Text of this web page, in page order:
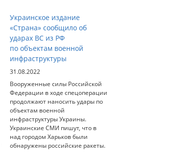
Украинское издание
«Страна» сообщило об
ударах ВС из РФ
по объектам военной
инфраструктуры
31.08.2022
Вооруженные силы Российской
Федерации в ходе спецоперации
продолжают наносить удары по
объектам военной
инфраструктуры Украины.
Украинские СМИ пишут, что в
над городом Харьков были
обнаружены российские ракеты.